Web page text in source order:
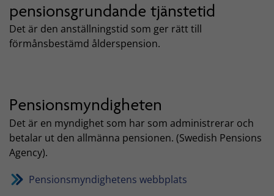
pensionsgrundande tjänstetid
Det är den anställningstid som ger rätt till
förmånsbestämd ålderspension.
Pensionsmyndigheten
Det är en myndighet som har som administrerar och
betalar ut den allmänna pensionen. (Swedish Pensions
Agency).
Pensionsmyndighetens webbplats